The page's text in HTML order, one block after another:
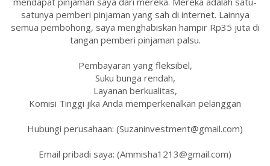
satunya pemberi pinjaman yang sah di internet. Lainnya
semua pembohong, saya menghabiskan hampir Rp35 juta di
tangan pemberi pinjaman palsu.
Pembayaran yang fleksibel,
Suku bunga rendah,
Layanan berkualitas,
Komisi Tinggi jika Anda memperkenalkan pelanggan
Hubungi perusahaan: (Suzaninvestment@gmail.com)
Email pribadi saya: (Ammisha1213@gmail.com)